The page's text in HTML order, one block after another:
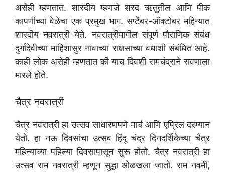
असेही म्हणतात. शारदीय म्हणजे शरद ऋतुतील आणि पीक
कापणीच्या वेळेचा एक प्रमुख भाग. सप्टेंबर-ऑक्टोबर महिन्यात
शारदीय नवरात्री येते. नवरात्रीमागील संपूर्ण पौराणिक संबंध
दुर्गादेवीच्या माहिशासुर नावाच्या राक्षसाच्या वधाशी संबंधित आहे.
काही लोक असेही म्हणतात की याच दिवशी रामचंद्राने रावणाला
मारले होते.
चैत्र नवरात्री
चैत्र नवरात्री हा उत्सव साधारणपणे मार्च आणि एप्रिल दरम्यान
येतो. हा नऊ दिवसांचा उत्सव हिंदू चंद्र दिनदर्शिकेच्या चैत्र
महिन्याच्या पहिल्या दिवसापासून सुरू होतो. चैत्र नवरात्री हा
उत्सव राम नवरात्री म्हणून सुद्धा ओळखला जातो. राम नवमी,